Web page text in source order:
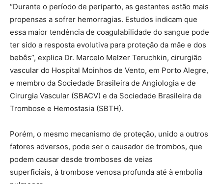
“Durante o período de periparto, as gestantes estão mais
propensas a sofrer hemorragias. Estudos indicam que
essa maior tendência de coagulabilidade do sangue pode
ter sido a resposta evolutiva para proteção da mãe e dos
bebês”, explica Dr. Marcelo Melzer Teruchkin, cirurgião
vascular do Hospital Moinhos de Vento, em Porto Alegre,
e membro da Sociedade Brasileira de Angiologia e de
Cirurgia Vascular (SBACV) e da Sociedade Brasileira de
Trombose e Hemostasia (SBTH).
Porém, o mesmo mecanismo de proteção, unido a outros
fatores adversos, pode ser o causador de trombos, que
podem causar desde tromboses de veias
superficiais, à trombose venosa profunda até à embolia